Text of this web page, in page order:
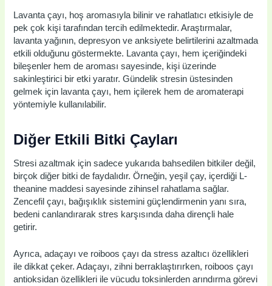
Lavanta çayı, hoş aromasıyla bilinir ve rahatlatıcı etkisiyle de
pek çok kişi tarafından tercih edilmektedir. Araştırmalar,
lavanta yağının, depresyon ve anksiyete belirtilerini azaltmada
etkili olduğunu göstermekte. Lavanta çayı, hem içeriğindeki
bileşenler hem de aroması sayesinde, kişi üzerinde
sakinleştirici bir etki yaratır. Gündelik stresin üstesinden
gelmek için lavanta çayı, hem içilerek hem de aromaterapi
yöntemiyle kullanılabilir.
Diğer Etkili Bitki Çayları
Stresi azaltmak için sadece yukarıda bahsedilen bitkiler değil,
birçok diğer bitki de faydalıdır. Örneğin, yeşil çay, içerdiği L-
theanine maddesi sayesinde zihinsel rahatlama sağlar.
Zencefil çayı, bağışıklık sistemini güçlendirmenin yanı sıra,
bedeni canlandırarak stres karşısında daha dirençli hale
getirir.
Ayrıca, adaçayı ve roiboos çayı da stress azaltıcı özellikleri
ile dikkat çeker. Adaçayı, zihni berraklaştırırken, roiboos çayı
antioksidan özellikleri ile vücudu toksinlerden arındırma görevi